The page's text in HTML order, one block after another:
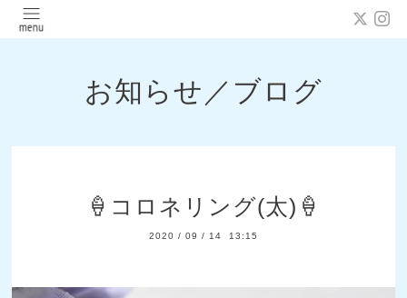
お知らせ／ブログ
🍦コロネリング(太)🍦
2020 / 09 / 14 13:15